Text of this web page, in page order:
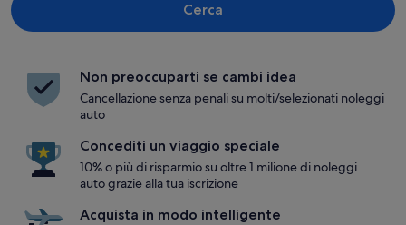
Cerca
Non preoccuparti se cambi idea
Cancellazione senza penali su molti/selezionati noleggi
auto
Concediti un viaggio speciale
10% o più di risparmio su oltre 1 milione di noleggi
auto grazie alla tua iscrizione
Acquista in modo intelligente